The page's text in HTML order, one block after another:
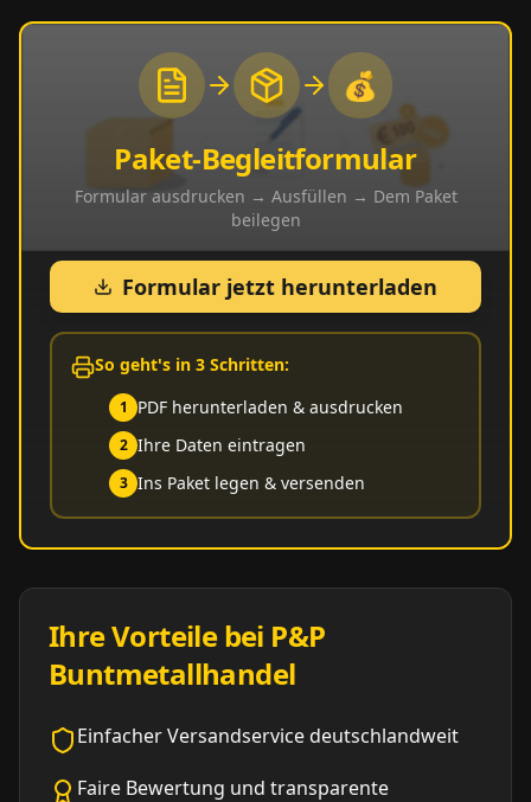
💰
Paket-Begleitformular
Formular ausdrucken → Ausfüllen → Dem Paket
beilegen
Formular jetzt herunterladen
So geht's in 3 Schritten:
1 PDF herunterladen & ausdrucken
2 Ihre Daten eintragen
3 Ins Paket legen & versenden
Ihre Vorteile bei P&P
Buntmetallhandel
Einfacher Versandservice deutschlandweit
Faire Bewertung und transparente